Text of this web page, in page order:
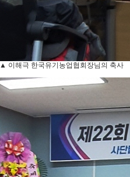
▲ 이해극 한국유기농업협회장님의 축사